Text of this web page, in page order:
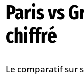
Paris vs
chiffré
Le comparatif sur